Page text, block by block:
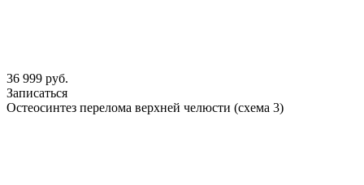
36 999 руб.
Записаться
Остеосинтез перелома верхней челюсти (схема 3)